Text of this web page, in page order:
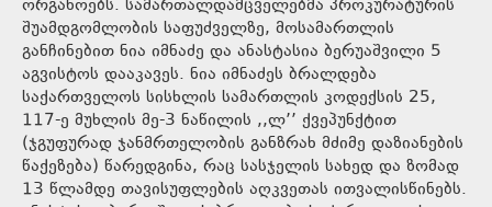
ორგანოებს. სამართალდამცველებმა პროკურატურის
შუამდგომლობის საფუძველზე, მოსამართლის
განჩინებით ნია იმნაძე და ანასტასია ბერუაშვილი 5
აგვისტოს დააკავეს. ნია იმნაძეს ბრალდება
საქართველოს სისხლის სამართლის კოდექსის 25,
117-ე მუხლის მე-3 ნაწილის ,,ლ’’ ქვეპუნქტით
(ჯგუფურად ჯანმრთელობის განზრახ მძიმე დაზიანების
წაქეზება) წარედგინა, რაც სასჯელის სახედ და ზომად
13 წლამდე თავისუფლების აღკვეთას ითვალისწინებს.